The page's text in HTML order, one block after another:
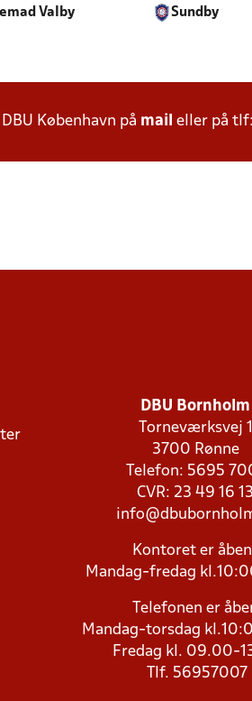
Valby Sundby
København på mail eller på tlf:
DBU Bornholm
Torneværksvej 1
3700 Rønne
Telefon: 5695
CVR: 23 49 16 13
Kontoret er
Mandag-fredag
Telefonen er
Mandag-torsdag
Fredag kl. 09.00-
Tlf. 56957007